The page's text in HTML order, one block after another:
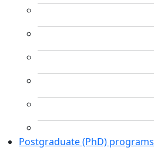
Postgraduate (PhD) programs